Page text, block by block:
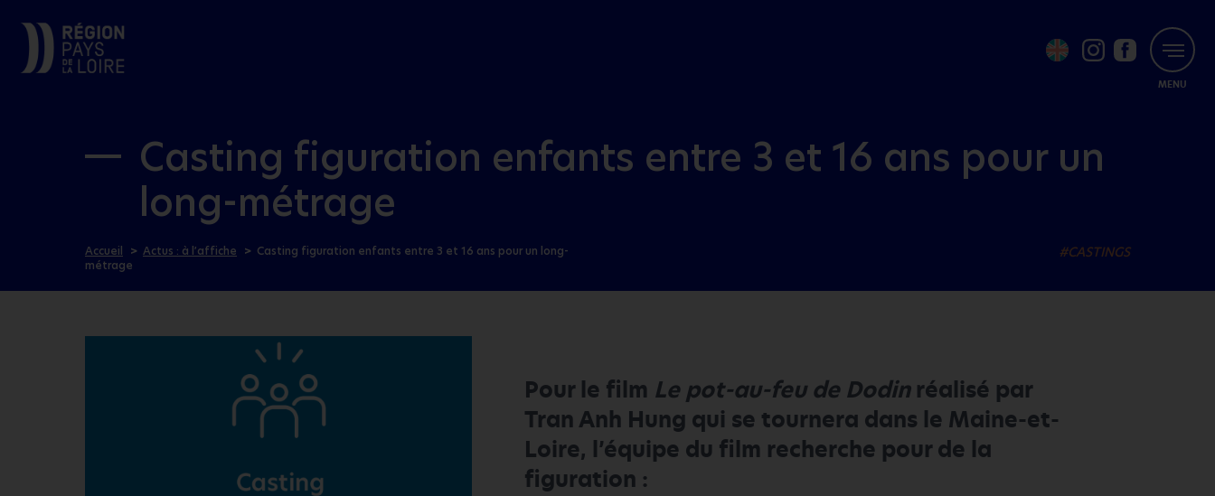
MENU
Casting figuration enfants entre 3 et 16 ans pour un
long-métrage
Accueil Actus : à l’affiche
Casting figuration enfants entre 3 et 16 ans pour un long-
métrage
#CASTINGS
Pour le film Le pot-au-feu de Dodinréalisé par
Tran Anh Hung qui se tournera dans le Maine-et-
Loire, l’équipe du film recherche pour de la
figuration :